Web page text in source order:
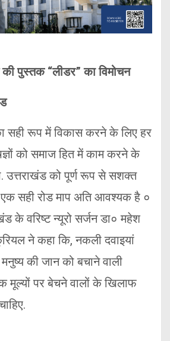
पुस्तक “लीडर” का विमोचन
सही रूप में विकास करने के लिए हर
को समाज हित में काम करने के
उत्तराखंड को पूर्ण रूप से सशक्त
सही रोड माप अति आवश्यक है ०
के वरिष्ट न्यूरो सर्जन डा० महेश
ने कहा कि, नकली दवाइयां
की जान को बचाने वाली
मूल्यों पर बेचने वालों के खिलाफ